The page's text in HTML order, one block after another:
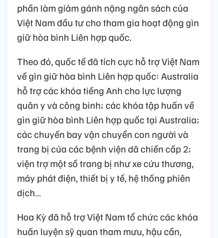
phần làm giảm gánh nặng ngân sách của
Việt Nam đầu tư cho tham gia hoạt động gìn
giữ hòa bình Liên hợp quốc.
Theo đó, quốc tế đã tích cực hỗ trợ Việt Nam
về gìn giữ hòa bình Liên hợp quốc: Australia
hỗ trợ các khóa tiếng Anh cho lực lượng
quân y và công binh; các khóa tập huấn về
gìn giữ hòa bình Liên hợp quốc tại Australia;
các chuyến bay vận chuyển con người và
trang bị của các bệnh viện dã chiến cấp 2;
viện trợ một số trang bị như xe cứu thương,
máy phát điện, thiết bị y tế, hệ thống phiên
dịch…
Hoa Kỳ đã hỗ trợ Việt Nam tổ chức các khóa
huấn luyện sỹ quan tham mưu, hậu cần,